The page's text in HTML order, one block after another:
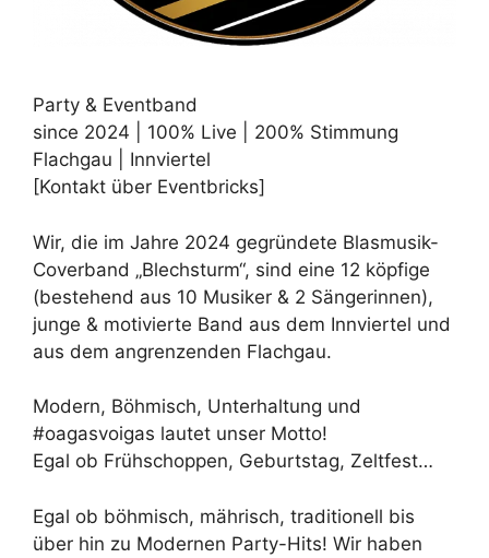
Party & Eventband
since 2024 | 100% Live | 200% Stimmung
Flachgau | Innviertel
[Kontakt über Eventbricks]
Wir, die im Jahre 2024 gegründete Blasmusik-
Coverband „Blechsturm“, sind eine 12 köpfige
(bestehend aus 10 Musiker & 2 Sängerinnen),
junge & motivierte Band aus dem Innviertel und
aus dem angrenzenden Flachgau.
Modern, Böhmisch, Unterhaltung und
#oagasvoigas lautet unser Motto!
Egal ob Frühschoppen, Geburtstag, Zeltfest…
Egal ob böhmisch, mährisch, traditionell bis
über hin zu Modernen Party-Hits! Wir haben